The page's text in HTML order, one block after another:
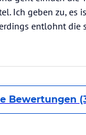
Ich geben zu, es
entlohnt die
Bewertungen